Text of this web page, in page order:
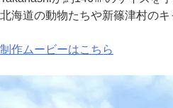
北海道の動物たちや新篠津村の
制作ムービーはこちら